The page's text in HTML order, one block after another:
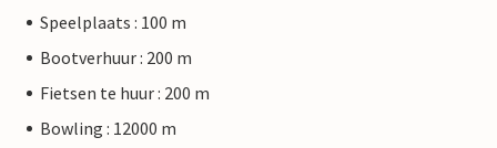
Speelplaats : 100 m
Bootverhuur : 200 m
Fietsen te huur : 200 m
Bowling : 12000 m